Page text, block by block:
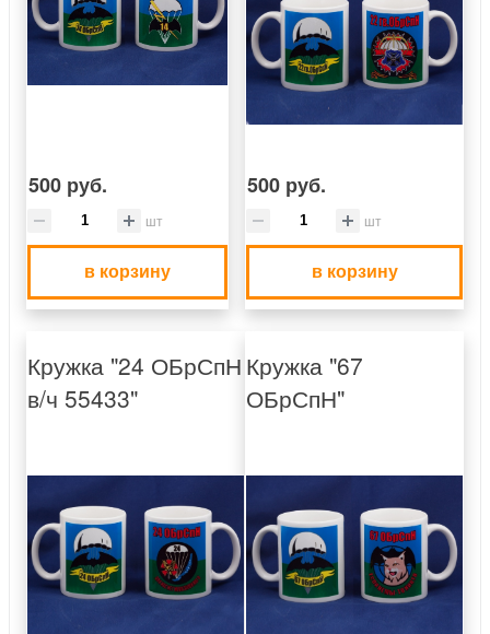
500 руб.
шт
в корзину
500 руб.
шт
в корзину
Кружка "24 ОБрСпН
в/ч 55433"
Кружка "67
ОБрСпН"